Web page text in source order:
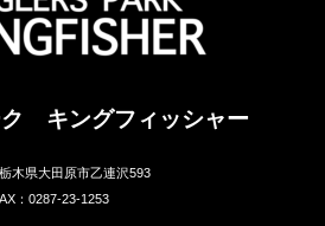
ク キングフィッシャー
木県大田原市乙連沢593
：0287-23-1253